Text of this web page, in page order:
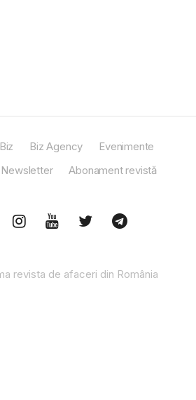
Biz Agency
Evenimente
Newsletter Abonament revistă
revista de afaceri din România